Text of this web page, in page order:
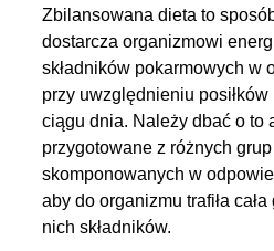
Zbilansowana dieta to
dostarcza organizmowi
składników pokarmowych w
przy uwzględnieniu posiłków
ciągu dnia. Należy dbać o to
przygotowane z różnych
skomponowanych w
aby do organizmu trafiła
nich składników.